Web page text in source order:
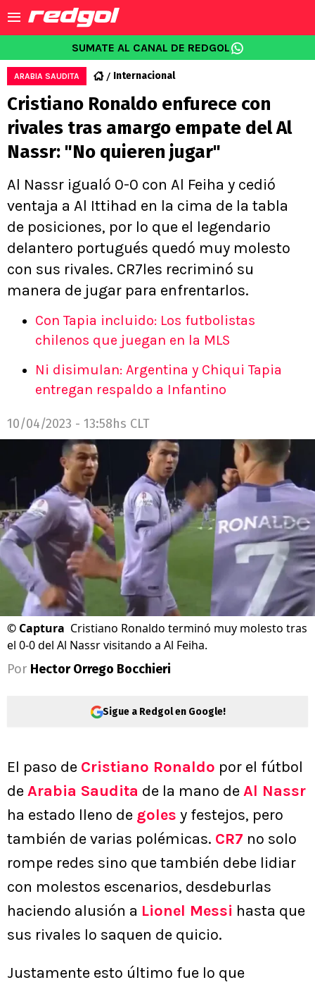
SUMATE AL CANAL DE REDGOL
ARABIA SAUDITA Internacional
Cristiano Ronaldo enfurece con
rivales tras amargo empate del Al
Nassr: "No quieren jugar"
Al Nassr igualó 0-0 con Al Feiha y cedió
ventaja a Al Ittihad en la cima de la tabla
de posiciones, por lo que el legendario
delantero portugués quedó muy molesto
con sus rivales. CR7les recriminó su
manera de jugar para enfrentarlos.
Con Tapia incluido: Los futbolistas
chilenos que juegan en la MLS
Ni disimulan: Argentina y Chiqui Tapia
entregan respaldo a Infantino
10/04/2023 - 13:58hs CLT
© Captura Cristiano Ronaldo terminó muy molesto tras
el 0-0 del Al Nassr visitando a Al Feiha.
Por Hector Orrego Bocchieri
Sigue a Redgol en Google!
El paso de Cristiano Ronaldo por el fútbol
deArabia Saudita de la mano deAl Nassr
ha estado lleno de goles y festejos, pero
también de varias polémicas. CR7 no solo
rompe redes sino que también debe lidiar
con molestos escenarios, desdeburlas
haciendo alusión a Lionel Messi hasta que
sus rivales lo saquen de quicio.
Justamente esto último fue lo que